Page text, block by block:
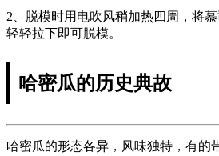
2、脱模时用电吹风稍加热四周，将
轻轻拉下即可脱模。
哈密瓜的历史典故
哈密瓜的形态各异，风味独特，有的